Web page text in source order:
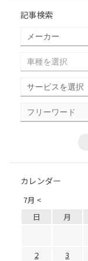
記事検索
カレンダー
7月 <
日 月
2
3